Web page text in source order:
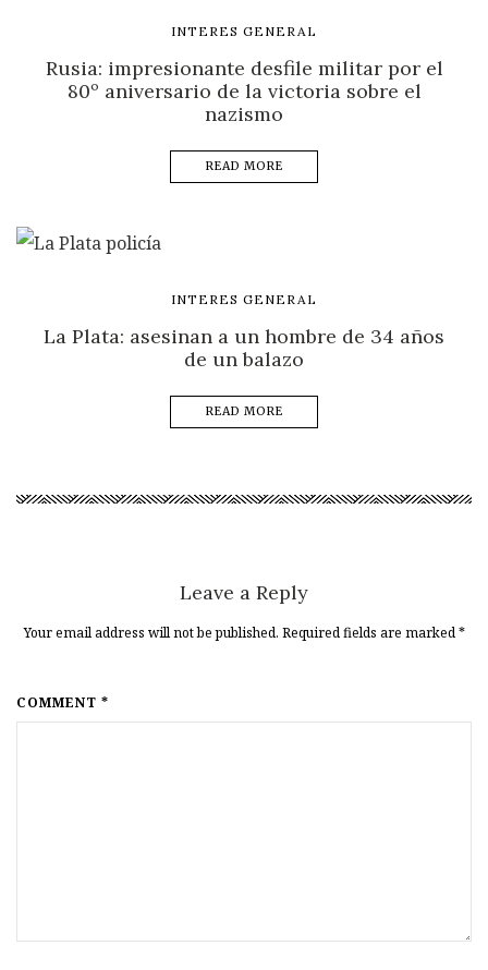
INTERES GENERAL
Rusia: impresionante desfile militar por el
80º aniversario de la victoria sobre el
nazismo
READ MORE
INTERES GENERAL
La Plata: asesinan a un hombre de 34 años
de un balazo
READ MORE
Leave a Reply
Your email address will not be published. Required fields are marked*
COMMENT *